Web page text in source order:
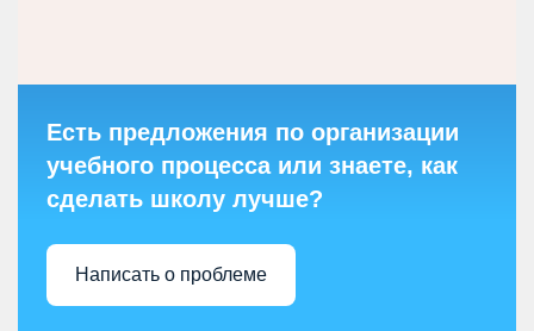
Есть предложения по организации
учебного процесса или знаете, как
сделать школу лучше?
Написать о проблеме